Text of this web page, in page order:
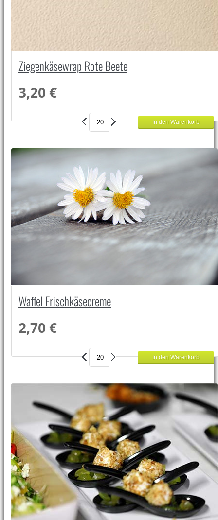
Ziegenkäsewrap Rote Beete
3,20 €
Waffel Frischkäsecreme
2,70 €